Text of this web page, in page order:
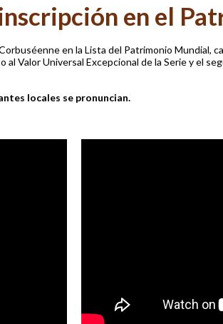
en el
en la Lista del Patrimonio Mundial,
Valor Universal Excepcional de la Serie y el
locales se pronuncian.